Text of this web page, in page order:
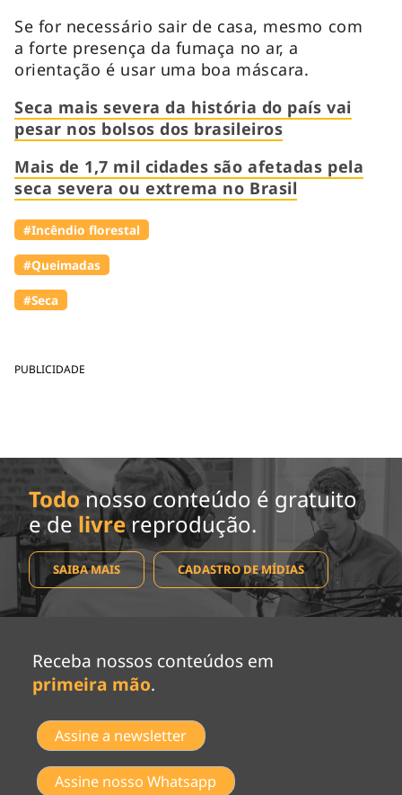
PUBLICIDADE
Se for necessário sair de casa, mesmo com
a forte presença da fumaça no ar, a
orientação é usar uma boa máscara.
Seca mais severa da história do país vai
pesar nos bolsos dos brasileiros
Mais de 1,7 mil cidades são afetadas pela
seca severa ou extrema no Brasil
#Incêndio florestal
#Queimadas
#Seca
Todo nosso conteúdo é gratuito
e de livrereprodução.
SAIBA MAIS CADASTRO DE MÍDIAS
Receba nossos conteúdos em
primeira mão.
Assine a newsletter
Assine nosso Whatsapp